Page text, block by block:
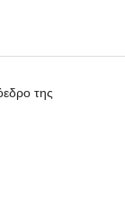
της